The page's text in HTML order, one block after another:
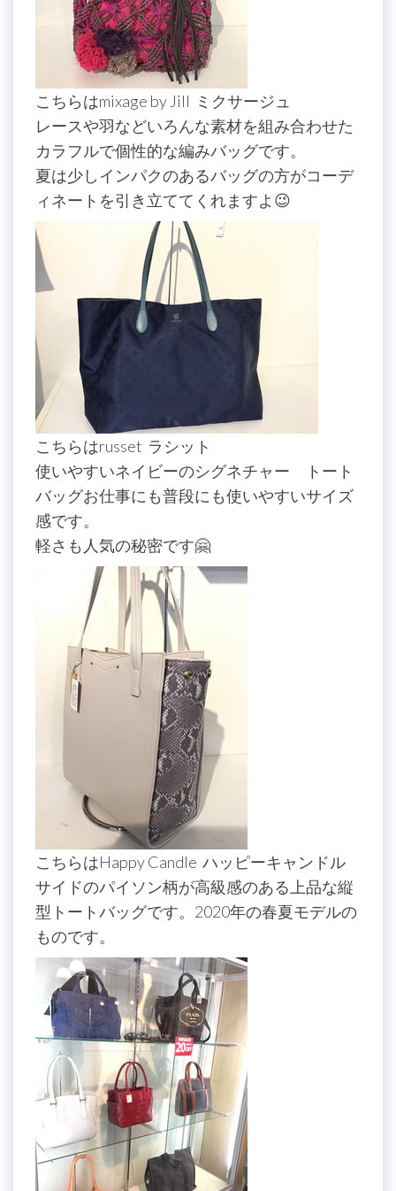
こちらはmixage by Jill ミクサージュ
レースや羽などいろんな素材を組み合わせた
カラフルで個性的な編みバッグです。
夏は少しインパクのあるバッグの方がコーデ
ィネートを引き立ててくれますよ😉
こちらはrusset ラシット
使いやすいネイビーのシグネチャー トート
バッグお仕事にも普段にも使いやすいサイズ
感です。
軽さも人気の秘密です🤗
こちらはHappy Candle ハッピーキャンドル
サイドのパイソン柄が高級感のある上品な縦
型トートバッグです。2020年の春夏モデルの
ものです。